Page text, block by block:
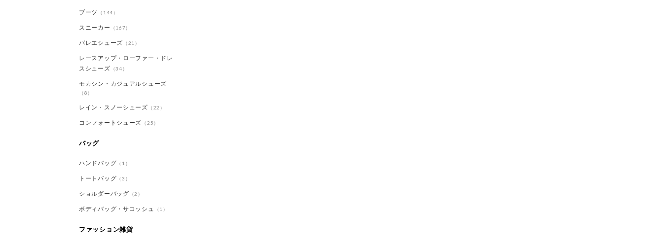
ブーツ （144）
スニーカー （167）
バレエシューズ （21）
レースアップ・ローファー・ドレ
スシューズ （34）
モカシン・カジュアルシューズ
（8）
レイン・スノーシューズ （22）
コンフォートシューズ （25）
バッグ
ハンドバッグ （1）
トートバッグ （3）
ショルダーバッグ （2）
ボディバッグ・サコッシュ （1）
ファッション雑貨